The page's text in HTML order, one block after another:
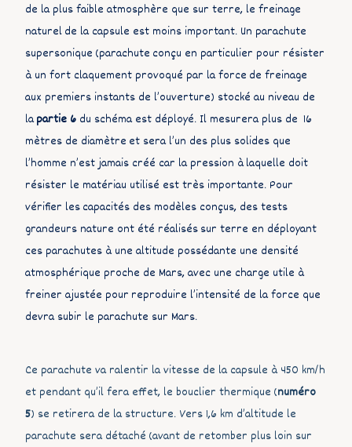
de la plus faible atmosphère que sur terre, le freinage
naturelde la capsule est moins important. Un parachute
supersonique (parachute conçu en particulier pour résister
à un fort claquement provoqué par la force de freinage
aux premiers instants de l’ouverture) stocké au niveau de
lapartie 6 du schéma est déployé. Il mesurera plus de 16
mètres de diamètre et sera l’un des plus solides que
l’homme n’est jamais créé car la pression à laquelle doit
résister le matériau utilisé est très importante. Pour
vérifier les capacités des modèles conçus, des tests
grandeurs nature ont été réalisés sur terre en déployant
ces parachutes à une altitude possédante une densité
atmosphérique proche de Mars, avec une charge utile à
freiner ajustée pour reproduire l’intensité de la force que
devra subir le parachute sur Mars.
Ce parachute va ralentir la vitesse de la capsule à 450 km/h
et pendant qu’il fera effet, le bouclier thermique (numéro
5) se retirera de la structure. Vers 1,6 km d’altitude le
parachute sera détaché (avant de retomber plus loin sur